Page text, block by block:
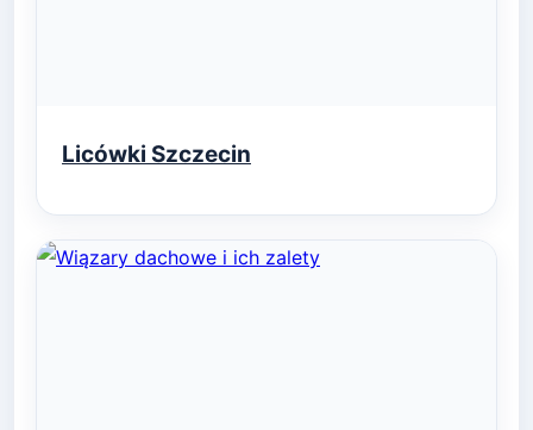
Licówki Szczecin